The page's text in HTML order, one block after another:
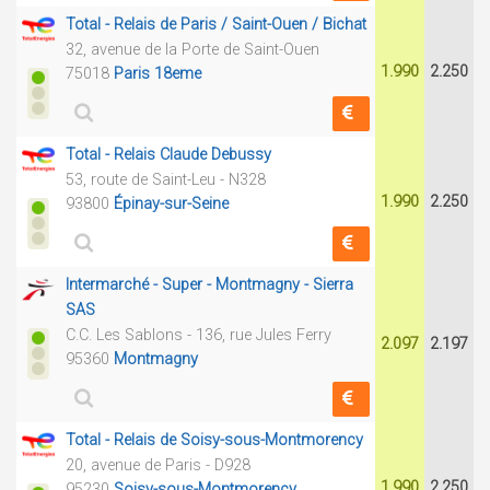
Total - Relais de Paris / Saint-Ouen / Bichat
32, avenue de la Porte de Saint-Ouen
75018 Paris 18eme 1.990 2.250
Total - Relais Claude Debussy
53, route de Saint-Leu - N328
93800 Épinay-sur-Seine 1.990 2.250
Intermarché - Super - Montmagny - Sierra
SAS
C.C. Les Sablons - 136, rue Jules Ferry
95360 Montmagny
2.097 2.197
Total - Relais de Soisy-sous-Montmorency
20, avenue de Paris - D928